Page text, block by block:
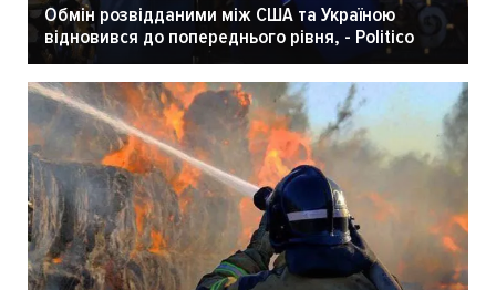
Обмін розвідданими між США та Україною
відновився до попереднього рівня, - Politico